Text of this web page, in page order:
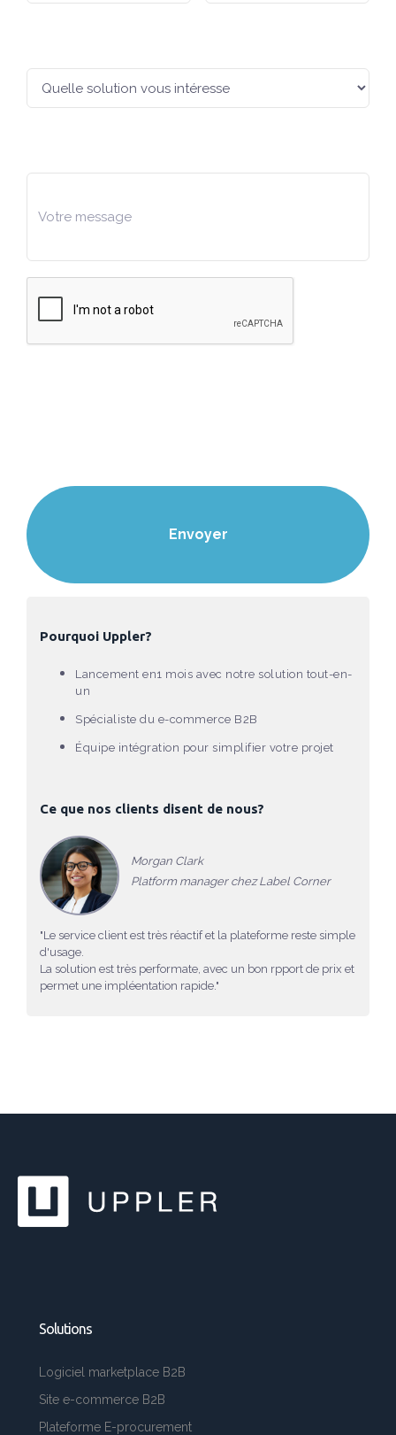
Pourquoi Uppler?
Lancement en1 mois avec notre solution tout-en-
un
Spécialiste du e-commerce B2B
Équipe intégration pour simplifier votre projet
Ce que nos clients disent de nous?
Morgan Clark
Platform manager chez Label Corner
"Le service client est très réactif et la plateforme reste simple
d'usage.
La solution est très performate, avec un bon rpport de prix et
permet une impléentation rapide."
Solutions
Logiciel marketplace B2B
Site e-commerce B2B
Plateforme E-procurement